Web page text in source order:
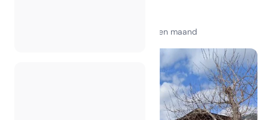
weergaven in de afgelopen maand